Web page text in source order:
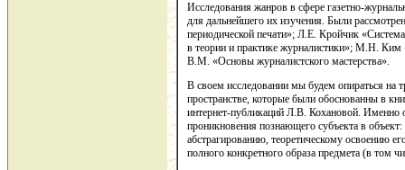
Исследования жанров в сфере газетно-
для дальнейшего их изучения. Были
периодической печати»; Л.Е. Кройчик
в теории и практике журналистики»; М.Н.
В.М. «Основы журналистского мастерства».
В своем исследовании мы будем опираться на
пространстве, которые были обоснованны в
интернет-публикаций Л.В. Кохановой.
проникновения познающего субъекта в
абстрагированию, теоретическому освоению
полного конкретного образа предмета (в том